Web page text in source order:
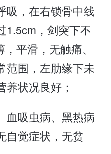
吸，在右锁骨中线
1.5cm，剑突下不
平滑，无触痛、
范围，左肋缘下未
养状况良好；
血吸虫病、黑热病
自觉症状，无贫